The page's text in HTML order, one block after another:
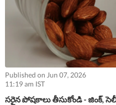
Published on Jun 07, 2026
11:19 am IST
సరైన పోషకాలు తీసుకోండి- జింక్,